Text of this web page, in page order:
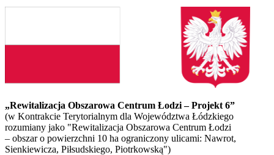
„Rewitalizacja Obszarowa Centrum Łodzi – Projekt 6”
(w Kontrakcie Terytorialnym dla Województwa Łódzkiego
rozumiany jako "Rewitalizacja Obszarowa Centrum Łodzi
– obszar o powierzchni 10 ha ograniczony ulicami: Nawrot,
Sienkiewicza, Piłsudskiego, Piotrkowską")